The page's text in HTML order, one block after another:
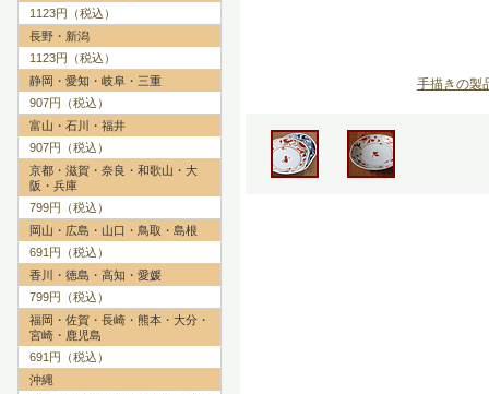
手描きの製
1123円（税込）
長野・新潟
1123円（税込）
静岡・愛知・岐阜・三重
907円（税込）
富山・石川・福井
907円（税込）
京都・滋賀・奈良・和歌山・大
阪・兵庫
799円（税込）
岡山・広島・山口・鳥取・島根
691円（税込）
香川・徳島・高知・愛媛
799円（税込）
福岡・佐賀・長崎・熊本・大分・
宮崎・鹿児島
691円（税込）
沖縄